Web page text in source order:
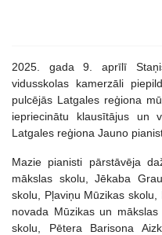
2025. gada 9. aprīlī
vidusskolas kamerzāli
pulcējās Latgales reģiona
iepriecinātu klausītājus un
Latgales reģiona Jauno
Mazie pianisti pārstāvēja
mākslas skolu, Jēkaba
skolu, Pļaviņu Mūzikas
novada Mūzikas un
skolu, Pētera Barisona